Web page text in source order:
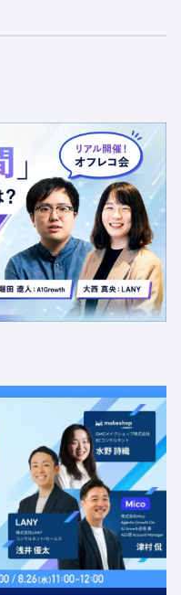
18:30 - 20:00
瞬間」に選ばれるブラ
×デジタル広告で実現す
リンクスクエア新宿16F
駅・新宿三丁目駅
トレンド 採用イベント 広告
08.19
11:00 - 12:00
水 11:00 - 12:00
るショップはどのよう
）」「データ活用」